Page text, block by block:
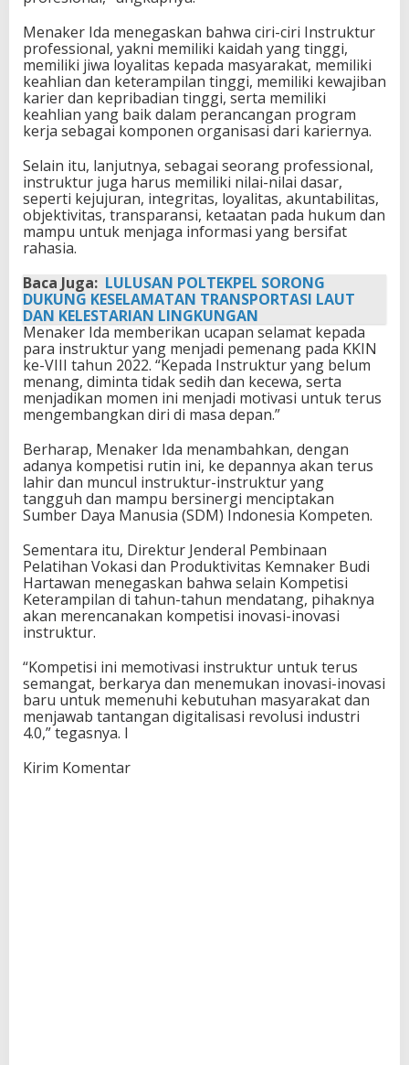
Menaker Ida menegaskan bahwa ciri-ciri Instruktur
professional, yakni memiliki kaidah yang tinggi,
memiliki jiwa loyalitas kepada masyarakat, memiliki
keahlian dan keterampilan tinggi, memiliki kewajiban
karier dan kepribadian tinggi, serta memiliki
keahlian yang baik dalam perancangan program
kerja sebagai komponen organisasi dari kariernya.
Selain itu, lanjutnya, sebagai seorang professional,
instruktur juga harus memiliki nilai-nilai dasar,
seperti kejujuran, integritas, loyalitas, akuntabilitas,
objektivitas, transparansi, ketaatan pada hukum dan
mampu untuk menjaga informasi yang bersifat
rahasia.
Baca Juga: LULUSAN POLTEKPEL SORONG
DUKUNG KESELAMATAN TRANSPORTASI LAUT
DAN KELESTARIAN LINGKUNGAN
Menaker Ida memberikan ucapan selamat kepada
para instruktur yang menjadi pemenang pada KKIN
ke-VIII tahun 2022. “Kepada Instruktur yang belum
menang, diminta tidak sedih dan kecewa, serta
menjadikan momen ini menjadi motivasi untuk terus
mengembangkan diri di masa depan.”
Berharap, Menaker Ida menambahkan, dengan
adanya kompetisi rutin ini, ke depannya akan terus
lahir dan muncul instruktur-instruktur yang
tangguh dan mampu bersinergi menciptakan
Sumber Daya Manusia (SDM) Indonesia Kompeten.
Sementara itu, Direktur Jenderal Pembinaan
Pelatihan Vokasi dan Produktivitas Kemnaker Budi
Hartawan menegaskan bahwa selain Kompetisi
Keterampilan di tahun-tahun mendatang, pihaknya
akan merencanakan kompetisi inovasi-inovasi
instruktur.
“Kompetisi ini memotivasi instruktur untuk terus
semangat, berkarya dan menemukan inovasi-inovasi
baru untuk memenuhi kebutuhan masyarakat dan
menjawab tantangan digitalisasi revolusi industri
4.0,” tegasnya. I
Kirim Komentar